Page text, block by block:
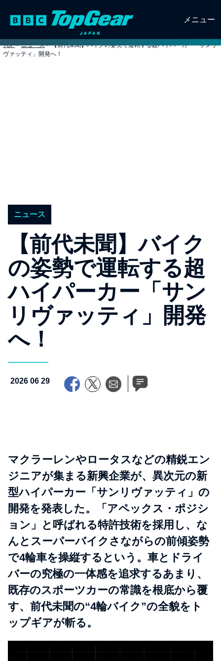
メニュー
TOP > ニュース > 【前代未聞】バイクの姿勢で運転する超ハイパーカー「サンリ
ヴァッティ」開発へ！
ニュース
【前代未聞】バイク
の姿勢で運転する超
ハイパーカー「サン
リヴァッティ」開発
へ！
2026 06 29
マクラーレンやロータスなどの精鋭エン
ジニアが集まる新興企業が、異次元の新
型ハイパーカー「サンリヴァッティ」の
開発を発表した。「アペックス・ポジシ
ョン」と呼ばれる特許技術を採用し、な
んとスーパーバイクさながらの前傾姿勢
で4輪車を操縦するという。車とドライ
バーの究極の一体感を追求するあまり、
既存のスポーツカーの常識を根底から覆
す、前代未聞の“4輪バイク”の全貌をト
ップギアが斬る。